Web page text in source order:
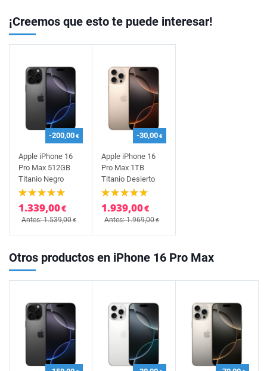
¡Creemos que esto te puede interesar!
-200,00€
Apple iPhone 16
Pro Max 512GB
Titanio Negro
1.339,00€
Antes: 1.539,00€
-30,00€
Apple iPhone 16
Pro Max 1TB
Titanio Desierto
1.939,00€
Antes: 1.969,00€
Otros productos en iPhone 16 Pro Max